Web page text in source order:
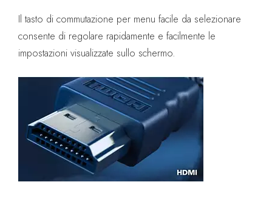
Il tasto di commutazione per menu facile da selezionare
consente di regolare rapidamente e facilmente le
impostazioni visualizzate sullo schermo.